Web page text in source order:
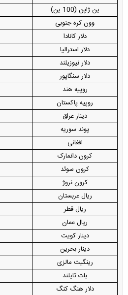
ین ژاپن (100 ین)
وون کره جنوبی
دلار کانادا
دلار استرالیا
دلار نیوزیلند
دلار سنگاپور
روپیه هند
روپیه پاکستان
دینار عراق
پوند سوریه
افغانی
کرون دانمارک
کرون سوئد
کرون نروژ
ریال عربستان
ریال قطر
ریال عمان
دینار کویت
دینار بحرین
رینگیت مالزی
بات تایلند
دلار هنگ کنگ